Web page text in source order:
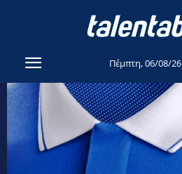
Πέμπτη, 06/08/26